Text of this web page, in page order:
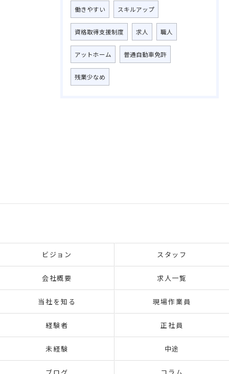
働きやすい スキルアップ
資格取得支援制度 求人 職人
アットホーム 普通自動車免許
残業少なめ
ビジョン スタッフ
会社概要 求人一覧
当社を知る 現場作業員
経験者 正社員
未経験 中途